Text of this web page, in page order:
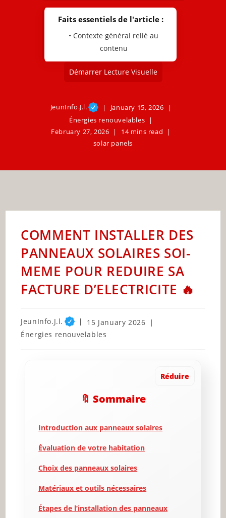
Faits essentiels de l'article :
• Contexte général relié au
contenu
Démarrer Lecture Visuelle
JeunInfo.J.l.
January 15, 2026
Énergies renouvelables
February 27, 2026
14 mins read
solar panels
COMMENT INSTALLER DES
PANNEAUX SOLAIRES SOI-
MEME POUR REDUIRE SA
FACTURE D’ELECTRICITE 🔥
Post
author:
JeunInfo.J.l.
Post
published:
15 January 2026
Post
Énergies renouvelables
Réduire
🔖 Sommaire
Introduction aux panneaux solaires
Évaluation de votre habitation
Choix des panneaux solaires
Matériaux et outils nécessaires
Étapes de l’installation des panneaux